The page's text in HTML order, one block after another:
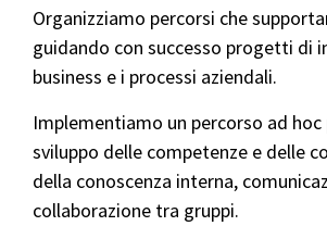
Organizziamo percorsi che
guidando con successo progetti di
business e i processi aziendali.
Implementiamo un percorso ad
sviluppo delle competenze e delle
della conoscenza interna,
collaborazione tra gruppi.